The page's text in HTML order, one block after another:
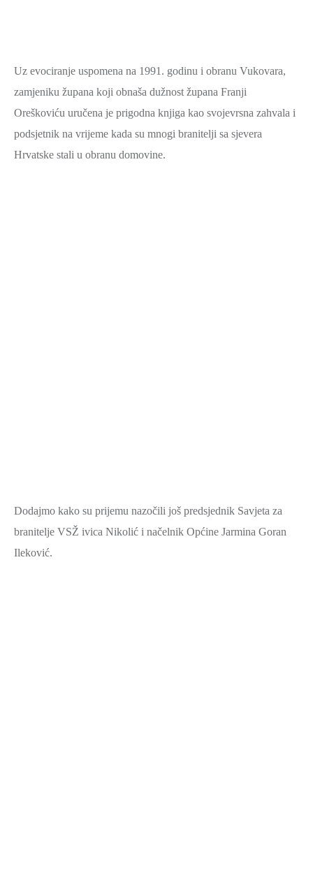
Uz evociranje uspomena na 1991. godinu i obranu Vukovara,
zamjeniku župana koji obnaša dužnost župana Franji
Oreškoviću uručena je prigodna knjiga kao svojevrsna zahvala i
podsjetnik na vrijeme kada su mnogi branitelji sa sjevera
Hrvatske stali u obranu domovine.
Dodajmo kako su prijemu nazočili još predsjednik Savjeta za
branitelje VSŽ ivica Nikolić i načelnik Općine Jarmina Goran
Ileković.